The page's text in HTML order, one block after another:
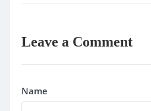
Leave a Comment
Name